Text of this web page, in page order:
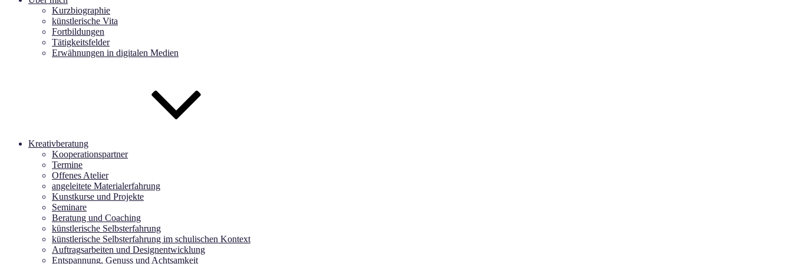
Kurzbiographie
künstlerische Vita
Fortbildungen
Tätigkeitsfelder
Erwähnungen in digitalen Medien
Kreativberatung
Kooperationspartner
Termine
Offenes Atelier
angeleitete Materialerfahrung
Kunstkurse und Projekte
Seminare
Beratung und Coaching
künstlerische Selbsterfahrung
künstlerische Selbsterfahrung im schulischen Kontext
Auftragsarbeiten und Designentwicklung
Entspannung, Genuss und Achtsamkeit